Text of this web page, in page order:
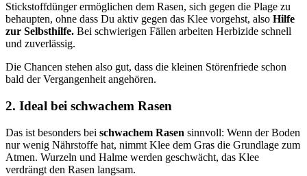
Stickstoffdünger ermöglichen dem Rasen, sich gegen die Plage zu
behaupten, ohne dass Du aktiv gegen das Klee vorgehst, also Hilfe
zur Selbsthilfe. Bei schwierigen Fällen arbeiten Herbizide schnell
und zuverlässig.
Die Chancen stehen also gut, dass die kleinen Störenfriede schon
bald der Vergangenheit angehören.
2. Ideal bei schwachem Rasen
Das ist besonders bei schwachem Rasen sinnvoll: Wenn der Boden
nur wenig Nährstoffe hat, nimmt Klee dem Gras die Grundlage zum
Atmen. Wurzeln und Halme werden geschwächt, das Klee
verdrängt den Rasen langsam.